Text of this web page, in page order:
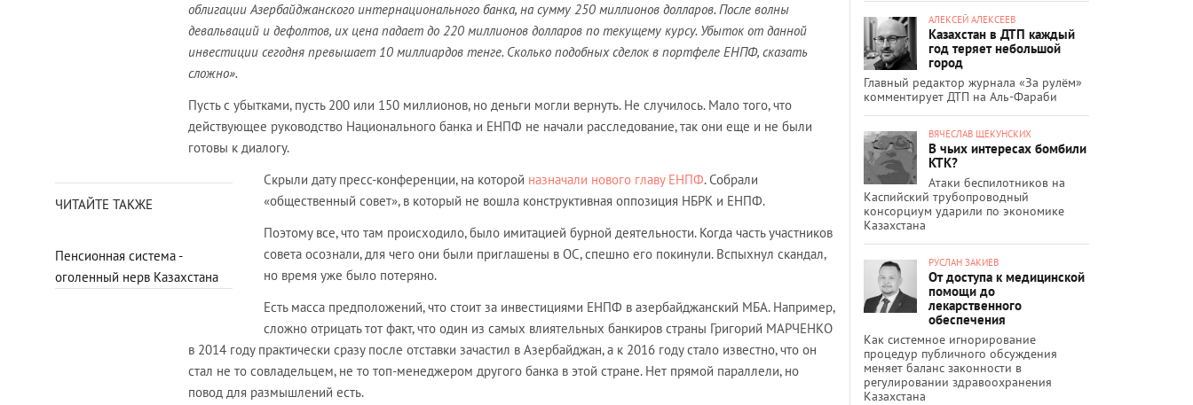
облигации Азербайджанского интернационального банка, на сумму 250 миллионов долларов. После волны
девальваций и дефолтов, их цена падает до 220 миллионов долларов по текущему курсу. Убыток от данной
инвестиции сегодня превышает 10 миллиардов тенге. Сколько подобных сделок в портфеле ЕНПФ, сказать
сложно».
Пусть с убытками, пусть 200 или 150 миллионов, но деньги могли вернуть. Не случилось. Мало того, что
действующее руководство Национального банка и ЕНПФ не начали расследование, так они еще и не были
готовы к диалогу.
ЧИТАЙТЕ ТАКЖЕ
Пенсионная система -
оголенный нерв Казахстана
Скрыли дату пресс-конференции, на которой назначали нового главу ЕНПФ. Собрали
«общественный совет», в который не вошла конструктивная оппозиция НБРК и ЕНПФ.
Поэтому все, что там происходило, было имитацией бурной деятельности. Когда часть участников
совета осознали, для чего они были приглашены в ОС, спешно его покинули. Вспыхнул скандал,
но время уже было потеряно.
Есть масса предположений, что стоит за инвестициями ЕНПФ в азербайджанский МБА. Например,
сложно отрицать тот факт, что один из самых влиятельных банкиров страны Григорий МАРЧЕНКО
в 2014 году практически сразу после отставки зачастил в Азербайджан, а к 2016 году стало известно, что он
стал не то совладельцем, не то топ-менеджером другого банка в этой стране. Нет прямой параллели, но
повод для размышлений есть.
АЛЕКСЕЙ АЛЕКСЕЕВ
Казахстан в ДТП каждый
год теряет небольшой
город
Главный редактор журнала «За рулём»
комментирует ДТП на Аль-Фараби
ВЯЧЕСЛАВ ЩЕКУНСКИХ
В чьих интересах бомбили
КТК?
Атаки беспилотников на
Каспийский трубопроводный
консорциум ударили по экономике
Казахстана
РУСЛАН ЗАКИЕВ
От доступа к медицинской
помощи до
лекарственного
обеспечения
Как системное игнорирование
процедур публичного обсуждения
меняет баланс законности в
регулировании здравоохранения
Казахстана